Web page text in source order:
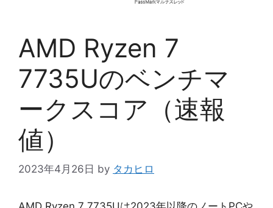
AMD Ryzen 7
7735Uのベンチマ
ークスコア（速報
値）
2023年4月26日 by タカヒロ